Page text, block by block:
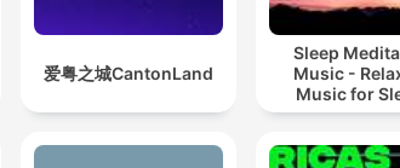
Sleep
Music -
Music for
爱粤之城CantonLand